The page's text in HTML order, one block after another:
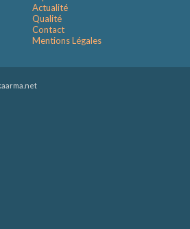
Actualité
Qualité
Contact
Mentions Légales